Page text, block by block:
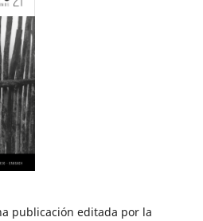
publicación editada por la